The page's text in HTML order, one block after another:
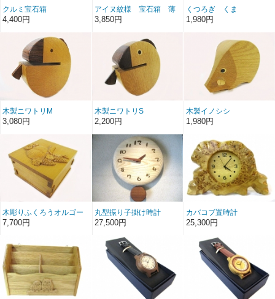
クルミ宝石箱
4,400円
アイヌ紋様 宝石箱 薄
茶
3,850円
くつろぎ くま
1,980円
木製ニワトリM
3,080円
木製ニワトリS
2,200円
木製イノシシ
1,980円
木彫りふくろうオルゴー
ル
7,700円
丸型振り子掛け時計
27,500円
カバコブ置時計
25,300円